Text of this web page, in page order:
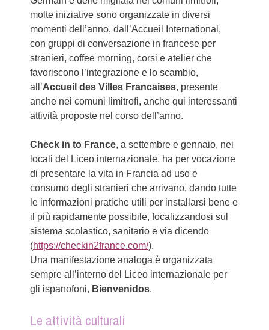
molte iniziative sono organizzate in diversi
momenti dell’anno, dall’Accueil International,
con gruppi di conversazione in francese per
stranieri, coffee morning, corsi e atelier che
favoriscono l’integrazione e lo scambio,
all’Accueil des Villes Francaises, presente
anche nei comuni limitrofi, anche qui interessanti
attività proposte nel corso dell’anno.
Check in to France, a settembre e gennaio, nei
locali del Liceo internazionale, ha per vocazione
di presentare la vita in Francia ad uso e
consumo degli stranieri che arrivano, dando tutte
le informazioni pratiche utili per installarsi bene e
il più rapidamente possibile, focalizzandosi sul
sistema scolastico, sanitario e via dicendo
(https://checkin2france.com/).
Una manifestazione analoga è organizzata
sempre all’interno del Liceo internazionale per
gli ispanofoni, Bienvenidos.
Le attività culturali